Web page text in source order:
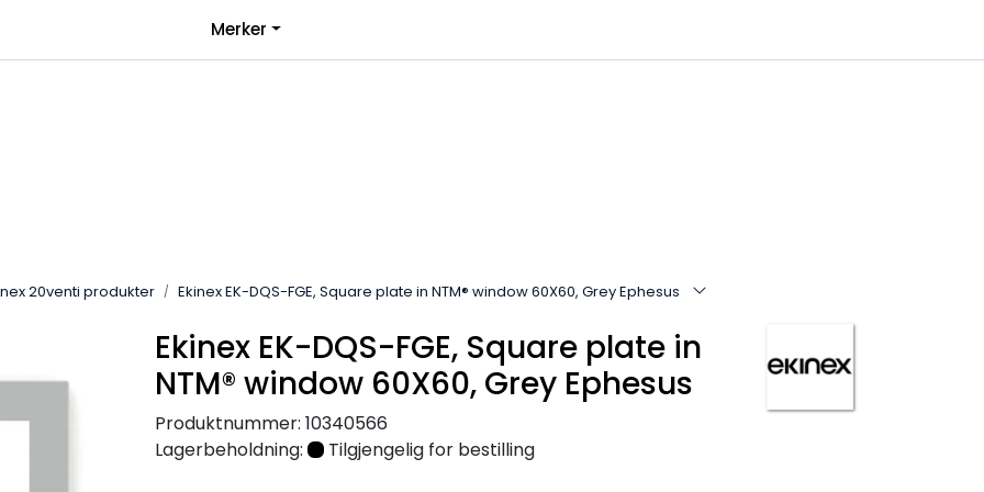
Merker
20venti produkter Ekinex EK-DQS-FGE, Square plate in NTM® window 60X60, Grey Ephesus
Ekinex EK-DQS-FGE, Square plate in
NTM® window 60X60, Grey Ephesus
Produktnummer: 10340566
Lagerbeholdning:
Tilgjengelig for bestilling